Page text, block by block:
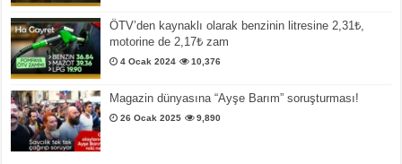
ÖTV’den kaynaklı olarak benzinin litresine 2,31₺,
motorine de 2,17₺ zam
4 Ocak 2024 10,376
Magazin dünyasına “Ayşe Barım” soruşturması!
26 Ocak 2025 9,890